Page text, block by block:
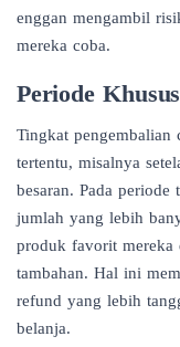
enggan mengambil
mereka coba.
Periode
Tingkat pengembalian
tertentu, misalnya
besaran. Pada periode
jumlah yang lebih
produk favorit mereka
tambahan. Hal ini
refund yang lebih
belanja.